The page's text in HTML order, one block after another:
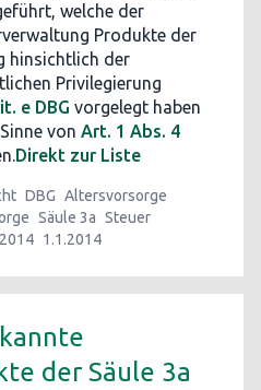
welche der
Produkte der
hinsichtlich der
Privilegierung
e DBG vorgelegt haben
von Art. 1 Abs. 4
Direkt zur Liste
DBG Altersvorsorge
Säule 3a Steuer
2014 1.1.2014
der Säule 3a